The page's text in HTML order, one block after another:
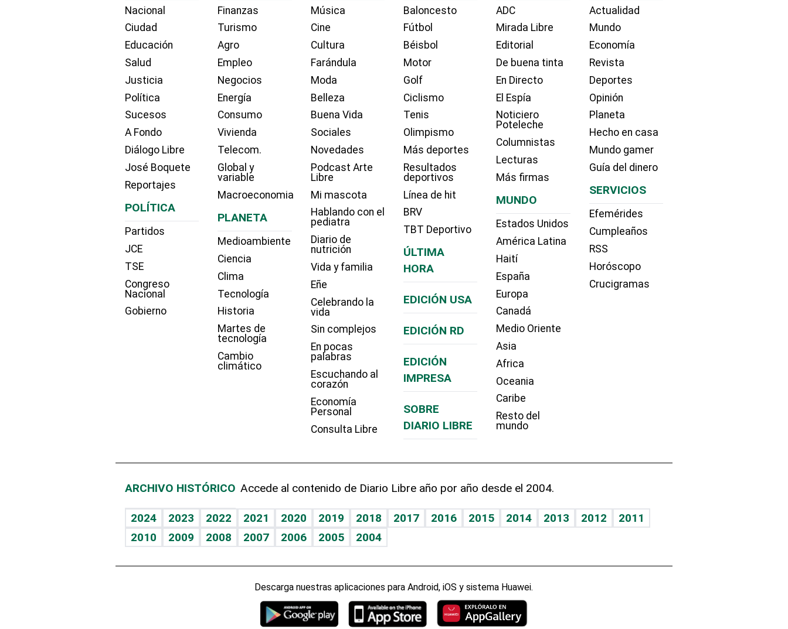
Nacional
Ciudad
Educación
Salud
Justicia
Política
Sucesos
A Fondo
Diálogo Libre
José Boquete
Reportajes
POLÍTICA
Partidos
JCE
TSE
Congreso
Nacional
Gobierno
Finanzas
Turismo
Agro
Empleo
Negocios
Energía
Consumo
Vivienda
Telecom.
Global y
variable
Macroeconomia
PLANETA
Medioambiente
Ciencia
Clima
Tecnología
Historia
Martes de
tecnología
Cambio
climático
Música
Cine
Cultura
Farándula
Moda
Belleza
Buena Vida
Sociales
Novedades
Podcast Arte
Libre
Mi mascota
Hablando con el
pediatra
Diario de
nutrición
Vida y familia
Eñe
Celebrando la
vida
Sin complejos
En pocas
palabras
Escuchando al
corazón
Economía
Personal
Consulta Libre
Baloncesto
Fútbol
Béisbol
Motor
Golf
Ciclismo
Tenis
Olimpismo
Más deportes
Resultados
deportivos
Línea de hit
BRV
TBT Deportivo
ÚLTIMA
HORA
EDICIÓN USA
EDICIÓN RD
EDICIÓN
IMPRESA
SOBRE
DIARIO LIBRE
ADC
Mirada Libre
Editorial
De buena tinta
En Directo
El Espía
Noticiero
Poteleche
Columnistas
Lecturas
Más firmas
MUNDO
Estados Unidos
América Latina
Haití
España
Europa
Canadá
Medio Oriente
Asia
Africa
Oceania
Caribe
Resto del
mundo
Actualidad
Mundo
Economía
Revista
Deportes
Opinión
Planeta
Hecho en casa
Mundo gamer
Guía del dinero
SERVICIOS
Efemérides
Cumpleaños
RSS
Horóscopo
Crucigramas
ARCHIVO HISTÓRICO Accede al contenido de Diario Libre año por año desde el 2004.
2024 2023 2022 2021 2020 2019 2018 2017 2016 2015 2014 2013 2012
2011
2010
2009 2008 2007 2006 2005 2004
Descarga nuestras aplicaciones para Android, iOS y sistema Huawei.